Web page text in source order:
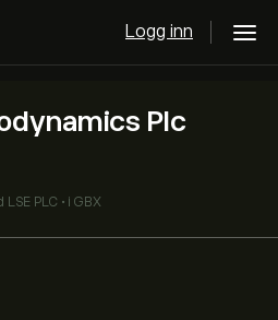
Logg inn
Plc
LSE PLC • i GBX